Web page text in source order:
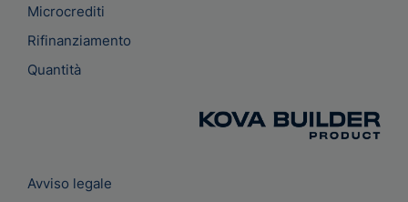
Microcrediti
Rifinanziamento
Quantità
Avviso legale